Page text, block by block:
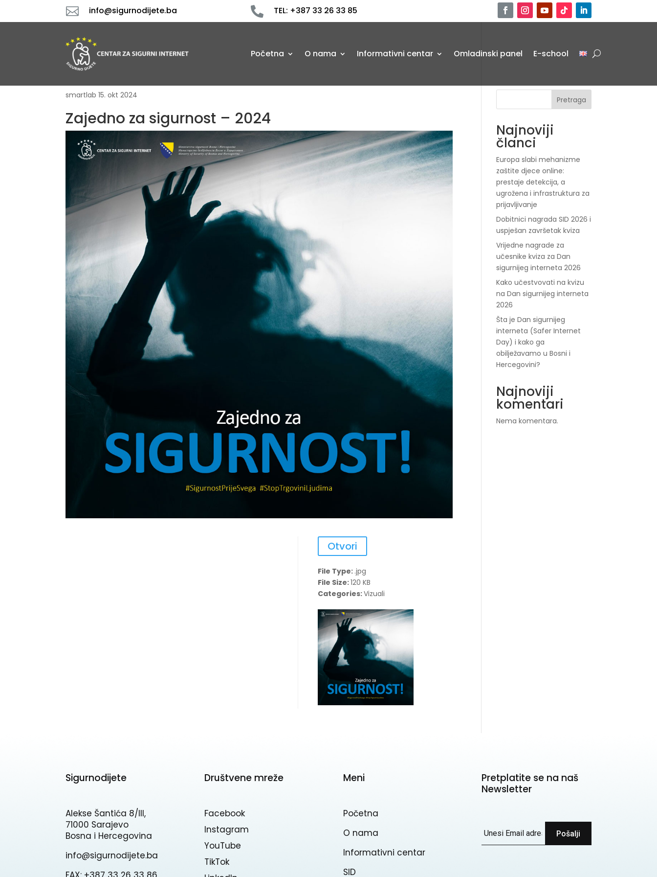
 info@sigurnodijete.ba  TEL: +387 33 26 33 85
Početna O nama Informativni centar Omladinski panel E-school
smartlab 15. okt 2024
Zajedno za sigurnost – 2024
Otvori
File Type: .jpg
File Size:120 KB
Categories:Vizuali
Pretraga
Najnoviji
članci
Europa slabi mehanizme
zaštite djece online:
prestaje detekcija, a
ugrožena i infrastruktura za
prijavljivanje
Dobitnici nagrada SID 2026 i
uspješan završetak kviza
Vrijedne nagrade za
učesnike kviza za Dan
sigurnijeg interneta 2026
Kako učestvovati na kvizu
na Dan sigurnijeg interneta
2026
Šta je Dan sigurnijeg
interneta (Safer Internet
Day) i kako ga
obilježavamo u Bosni i
Hercegovini?
Najnoviji
komentari
Nema komentara.
Sigurnodijete
Alekse Šantića 8/III,
71000 Sarajevo
Bosna i Hercegovina
info@sigurnodijete.ba
Društvene mreže
Facebook
Instagram
YouTube
TikTok
Meni
Početna
O nama
Informativni centar
SID
Pretplatite se na naš
Newsletter
Pošalji